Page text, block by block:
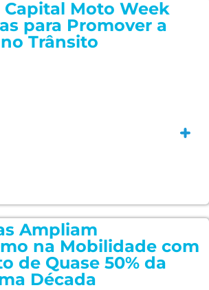
Capital Moto Week
para Promover a
Trânsito
Ampliam
na Mobilidade com
de Quase 50% da
Década